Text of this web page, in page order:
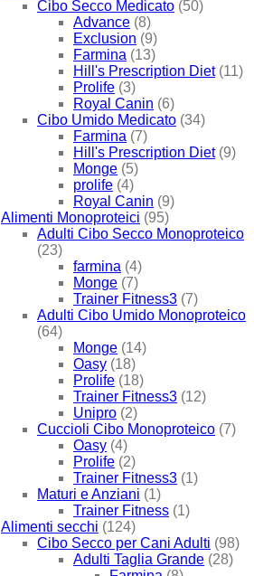
Cibo Secco Medicato (50)
Advance (8)
Exclusion (9)
Farmina (13)
Hill's Prescription Diet (11)
Prolife (3)
Royal Canin (6)
Cibo Umido Medicato (34)
Farmina (7)
Hill's Prescription Diet (9)
Monge (5)
prolife (4)
Royal Canin (9)
Alimenti Monoproteici (95)
Adulti Cibo Secco Monoproteico
(23)
farmina (4)
Monge (7)
Trainer Fitness3 (7)
Adulti Cibo Umido Monoproteico
(64)
Monge (14)
Oasy (18)
Prolife (18)
Trainer Fitness3 (12)
Unipro (2)
Cuccioli Cibo Monoproteico (7)
Oasy (4)
Prolife (2)
Trainer Fitness3 (1)
Maturi e Anziani (1)
Trainer Fitness (1)
Alimenti secchi (124)
Cibo Secco per Cani Adulti (98)
Adulti Taglia Grande (28)